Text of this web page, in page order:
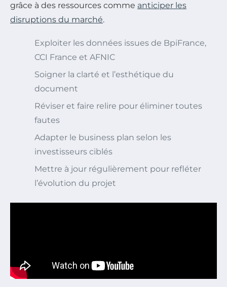
grâce à des ressources comme anticiper les
disruptions du marché.
Exploiter les données issues de BpiFrance,
CCI France et AFNIC
Soigner la clarté et l’esthétique du
document
Réviser et faire relire pour éliminer toutes
fautes
Adapter le business plan selon les
investisseurs ciblés
Mettre à jour régulièrement pour refléter
l’évolution du projet